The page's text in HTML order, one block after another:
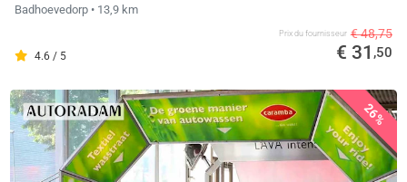
Badhoevedorp • 13,9 km
4.6 / 5
Prix ​​du fournisseur € 48,75
€ 31 ,50
26%